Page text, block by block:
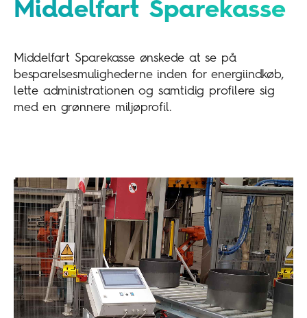
Middelfart Sparekasse
Middelfart Sparekasse ønskede at se på
besparelsesmulighederne inden for energiindkøb,
lette administrationen og samtidig profilere sig
med en grønnere miljøprofil.